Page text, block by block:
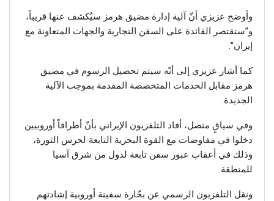
وأوضح عزيزي أنّ آلية إدارة مضيق هرمز سيُكشف عنها قريباً،
و”ستقتصر الفائدة على السفن التجارية والجهات المتعاونة مع
إيران”.
كما أشار عزيزي إلى أنّه سيتم تحصيل الرسوم في مضيق
هرمز مقابل الخدمات المتخصصة المقدمة بموجب الآلية
الجديدة.
وفي سياقٍ متصل، أفاد التلفزيون الإيراني بأنّ أطرافاً أوروبيين
دخلوا في مفاوضات مع القوة البحرية التابعة لحرس الثورة،
وذلك في أعقاب عبور سفن تابعة لدول من شرق آسيا
للمنطقة.
ونقل التلفزيون الرسمي عن بحّارة سفينة أوروبية إشادتهم